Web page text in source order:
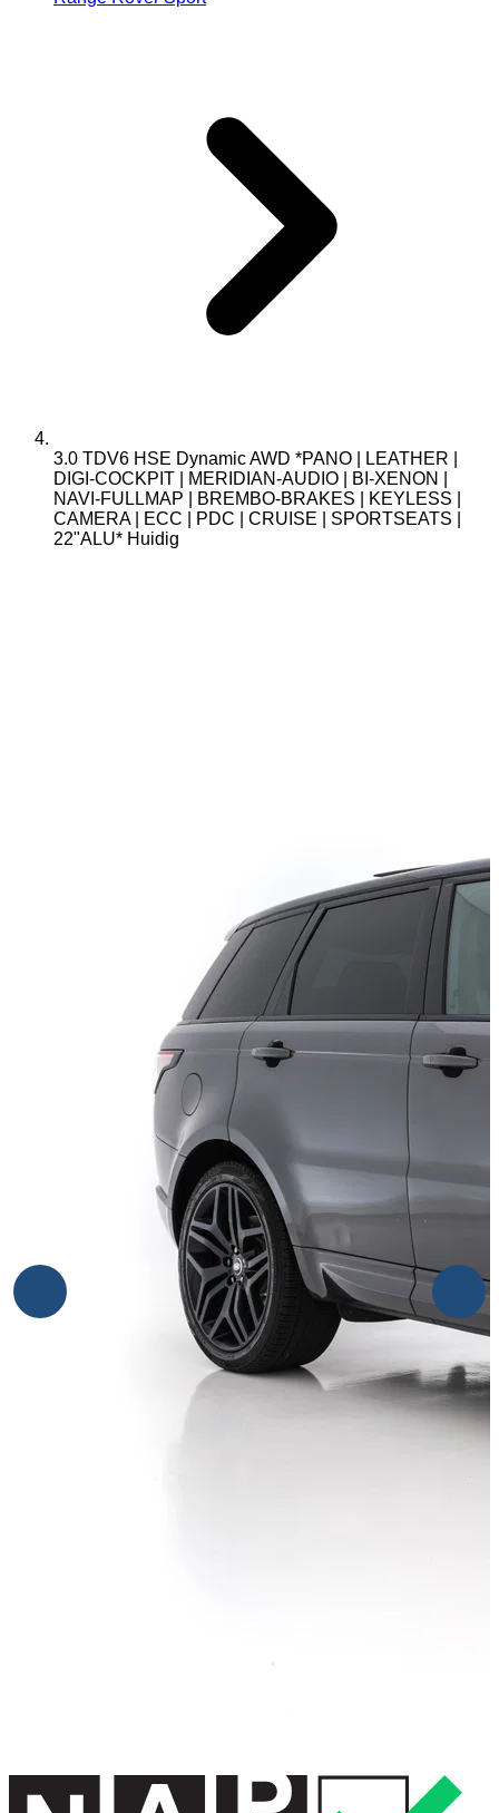
3.0 TDV6 HSE Dynamic AWD *PANO | LEATHER |
DIGI-COCKPIT | MERIDIAN-AUDIO | BI-XENON |
NAVI-FULLMAP | BREMBO-BRAKES | KEYLESS |
CAMERA | ECC | PDC | CRUISE | SPORTSEATS |
22"ALU* Huidig